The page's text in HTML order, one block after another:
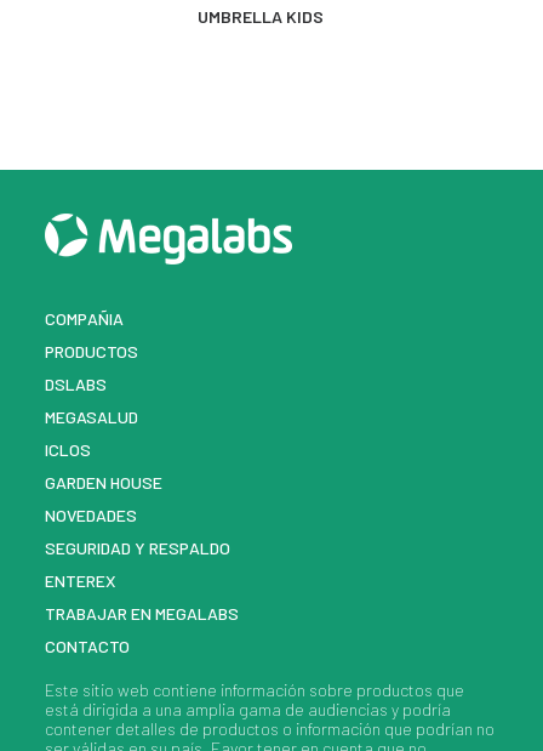
MÁS INFORMACIÓN
UMBRELLA KIDS
COMPAÑIA
PRODUCTOS
DSLABS
MEGASALUD
ICLOS
GARDEN HOUSE
NOVEDADES
SEGURIDAD Y RESPALDO
ENTEREX
TRABAJAR EN MEGALABS
CONTACTO
Este sitio web contiene información sobre productos que
está dirigida a una amplia gama de audiencias y podría
contener detalles de productos o información que podrían no